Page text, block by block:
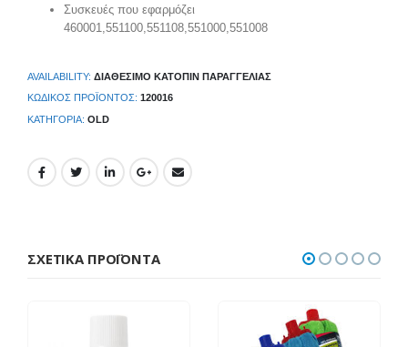
Συσκευές που εφαρμόζει
460001,551100,551108,551000,551008
AVAILABILITY: ΔΙΑΘΈΣΙΜΟ ΚΑΤΌΠΙΝ ΠΑΡΑΓΓΕΛΊΑΣ
ΚΩΔΙΚΌΣ ΠΡΟΪΌΝΤΟΣ: 120016
ΚΑΤΗΓΟΡΊΑ: OLD
ΣΧΕΤΙΚΆ ΠΡΟΪΌΝΤΑ